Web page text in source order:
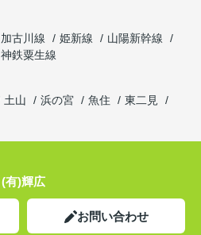
加古川線 姫新線
山陽新幹線
神鉄粟生線
土山 浜の宮 魚住
東二見
(有)輝広
お問い合わせ